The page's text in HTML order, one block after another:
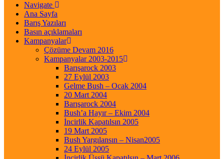
Navigate
Ana Sayfa
Barış Yazıları
Basın açıklamaları
Kampanyalar
Çözüme Devam 2016
Kampanyalar 2003-2015
Barışarock 2003
27 Eylül 2003
Gelme Bush – Ocak 2004
20 Mart 2004
Barışarock 2004
Bush’a Hayır – Ekim 2004
İncirlik Kapatılsın 2005
19 Mart 2005
Bush Yargılansın – Nisan2005
24 Eylül 2005